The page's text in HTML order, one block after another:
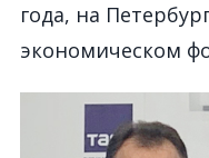
года, на
экономическом